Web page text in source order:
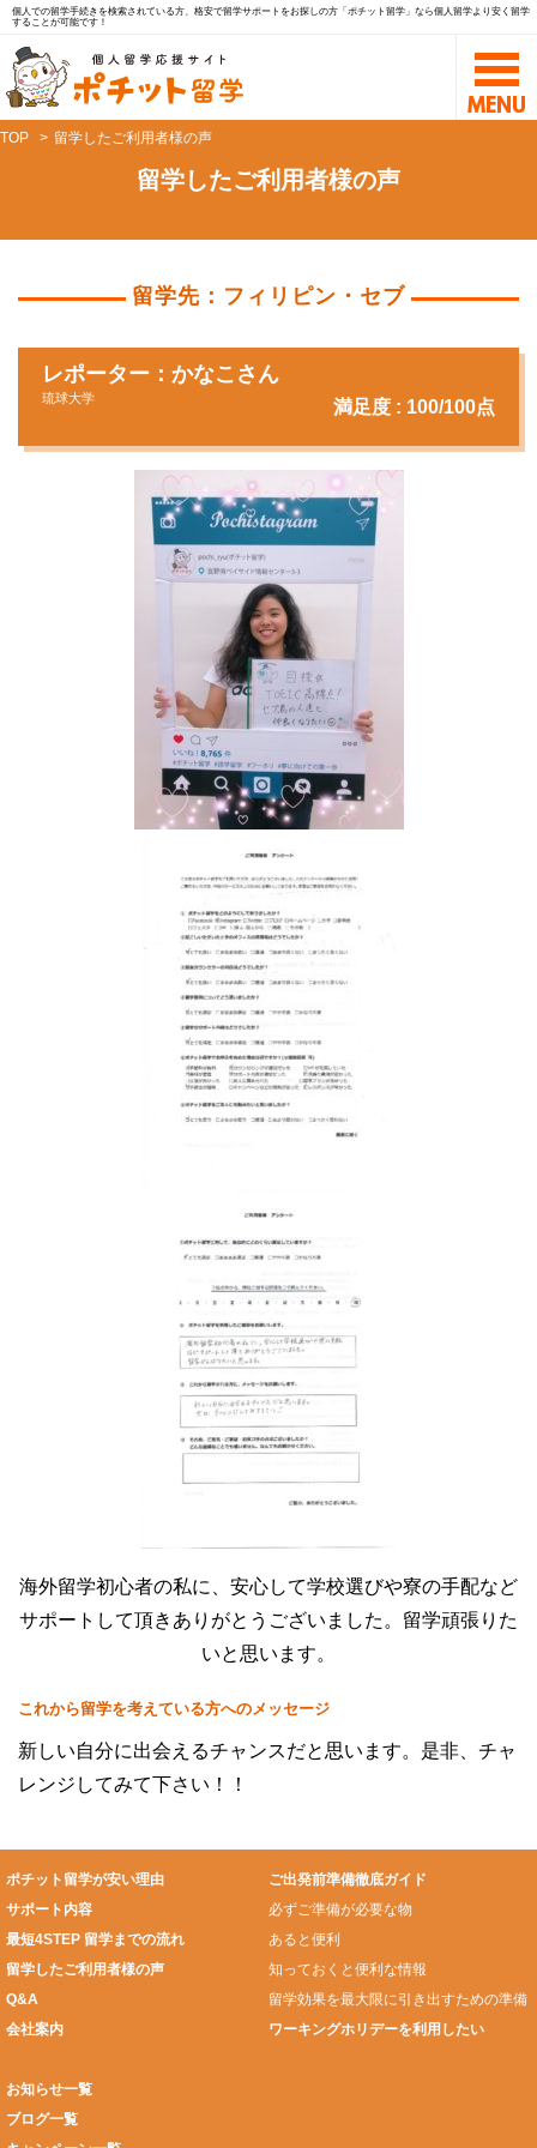
個人での留学手続きを検索されている方、格安で留学サポートをお探しの方「ポチット留学」なら個人留学より安く留学
することが可能です！
TOP 留学したご利用者様の声
留学したご利用者様の声
留学先：フィリピン・セブ
レポーター：かなこさん
琉球大学 満足度 : 100/100点
海外留学初心者の私に、安心して学校選びや寮の手配など
サポートして頂きありがとうございました。留学頑張りた
いと思います。
これから留学を考えている方へのメッセージ
新しい自分に出会えるチャンスだと思います。是非、チャ
レンジしてみて下さい！！
ポチット留学が安い理由
サポート内容
最短4STEP 留学までの流れ
留学したご利用者様の声
Q&A
会社案内
ご出発前準備徹底ガイド
必ずご準備が必要な物
あると便利
知っておくと便利な情報
留学効果を最大限に引き出すための準備
ワーキングホリデーを利用したい
お知らせ一覧
ブログ一覧